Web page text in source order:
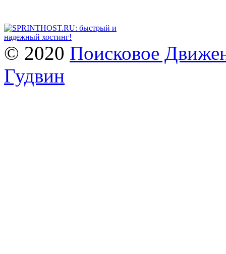
© 2020 Поисковое
Гудвин